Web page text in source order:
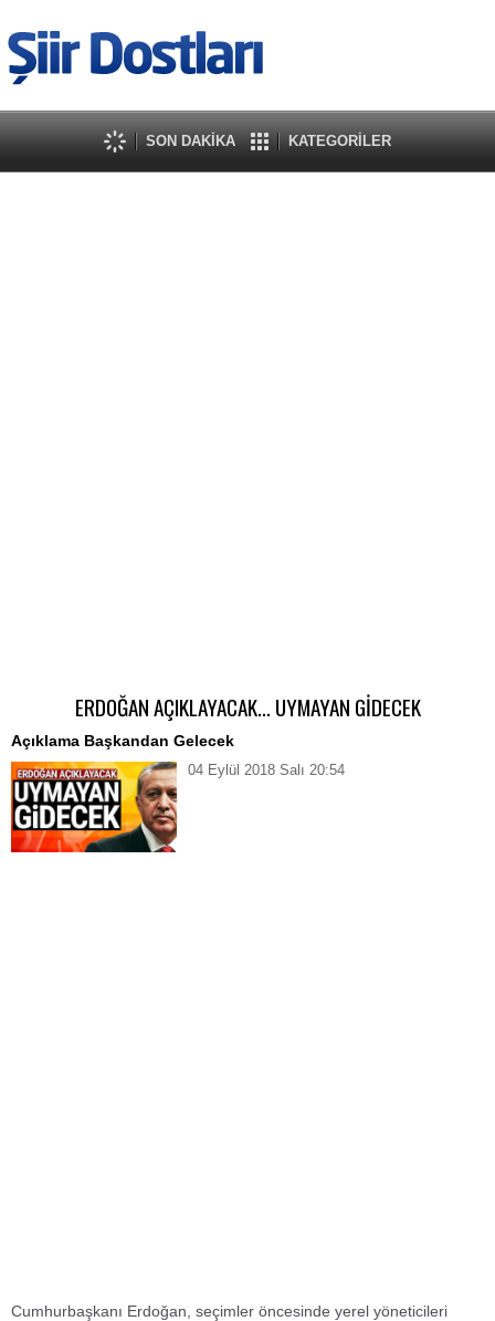
SON DAKİKA KATEGORİLER
ERDOĞAN AÇIKLAYACAK… UYMAYAN GİDECEK
Açıklama Başkandan Gelecek
04 Eylül 2018 Salı 20:54
Cumhurbaşkanı Erdoğan, seçimler öncesinde yerel yöneticileri